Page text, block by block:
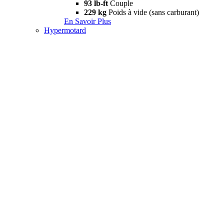
93 lb-ft Couple
229 kg Poids à vide (sans carburant)
En Savoir Plus
Hypermotard